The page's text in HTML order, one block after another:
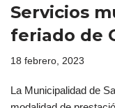
Servicios
feriado de
18 febrero, 2023
La Municipalidad de